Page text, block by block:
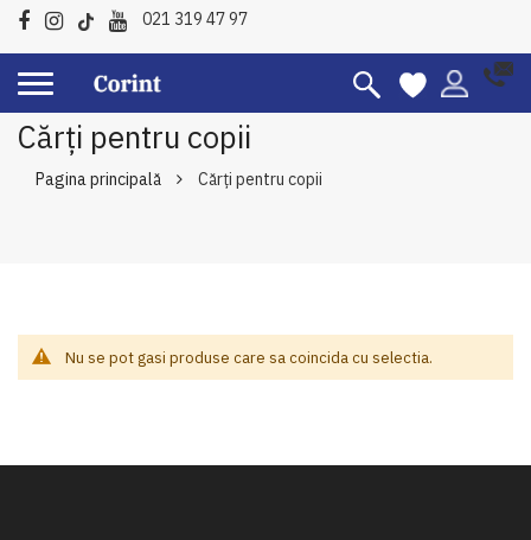
021 319 47 97
Cărți pentru copii
Pagina principală Cărți pentru copii
Nu se pot gasi produse care sa coincida cu selectia.